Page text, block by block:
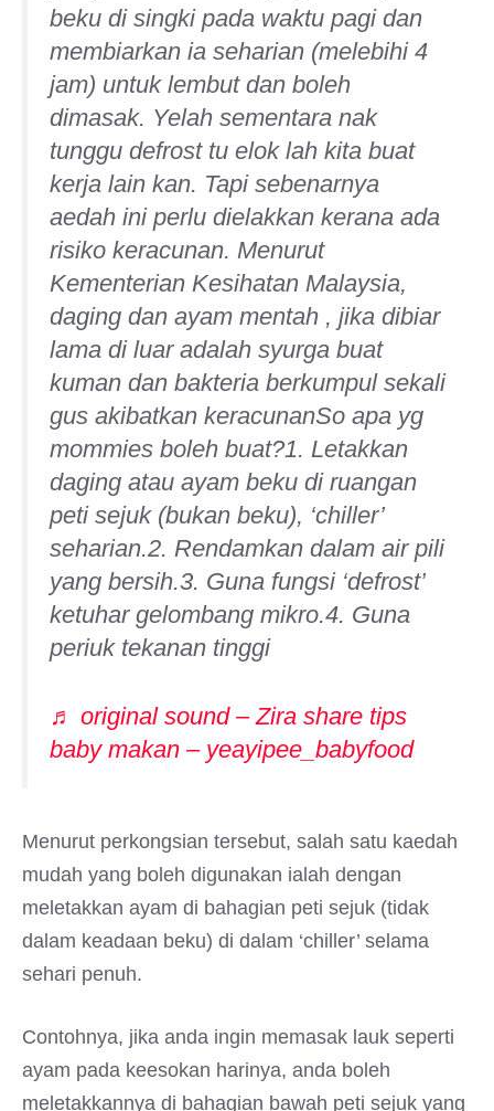
beku di singki pada waktu pagi dan
membiarkan ia seharian (melebihi 4
jam) untuk lembut dan boleh
dimasak. Yelah sementara nak
tunggu defrost tu elok lah kita buat
kerja lain kan. Tapi sebenarnya
aedah ini perlu dielakkan kerana ada
risiko keracunan. Menurut
Kementerian Kesihatan Malaysia,
daging dan ayam mentah , jika dibiar
lama di luar adalah syurga buat
kuman dan bakteria berkumpul sekali
gus akibatkan keracunanSo apa yg
mommies boleh buat?1. Letakkan
daging atau ayam beku di ruangan
peti sejuk (bukan beku), ‘chiller’
seharian.2. Rendamkan dalam air pili
yang bersih.3. Guna fungsi ‘defrost’
ketuhar gelombang mikro.4. Guna
periuk tekanan tinggi
♬ original sound – Zira share tips
baby makan – yeayipee_babyfood
Menurut perkongsian tersebut, salah satu kaedah
mudah yang boleh digunakan ialah dengan
meletakkan ayam di bahagian peti sejuk (tidak
dalam keadaan beku) di dalam ‘chiller’ selama
sehari penuh.
Contohnya, jika anda ingin memasak lauk seperti
ayam pada keesokan harinya, anda boleh
meletakkannya di bahagian bawah peti sejuk yang